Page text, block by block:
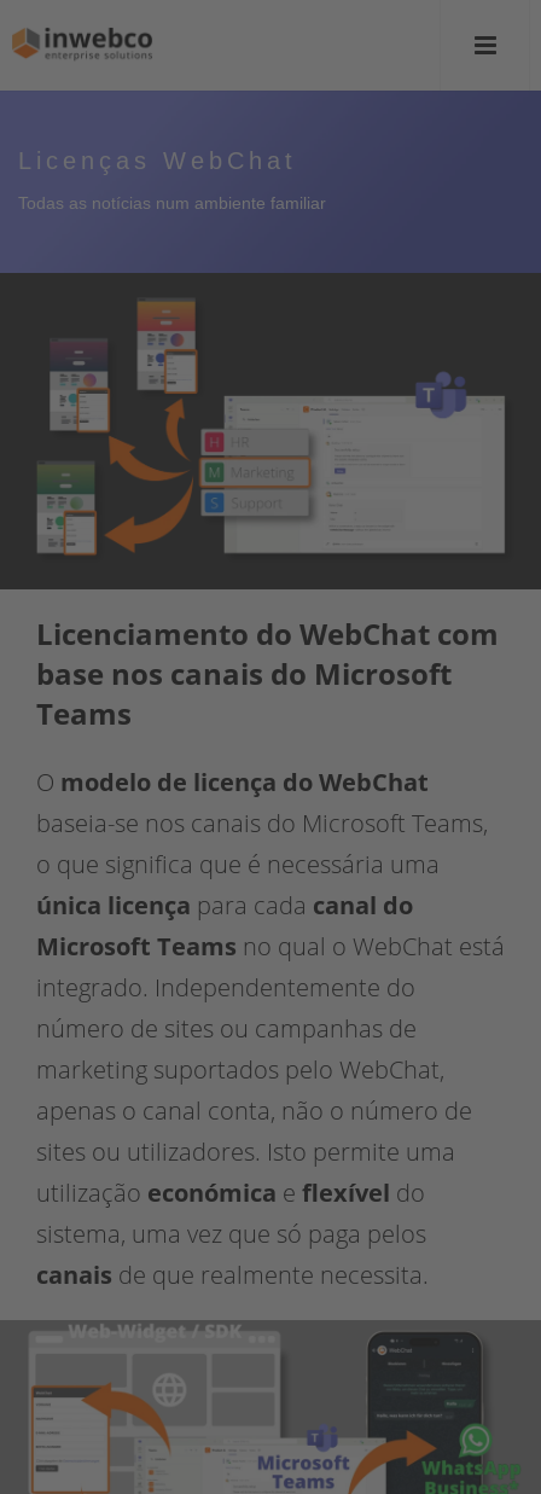
Licenças WebChat
Todas as notícias num ambiente familiar
Licenciamento do WebChat com
base nos canais do Microsoft
Teams
O modelo de licença do WebChat
baseia-se nos canais do Microsoft Teams,
o que significa que é necessária uma
única licença para cada canal do
Microsoft Teams no qual o WebChat está
integrado. Independentemente do
número de sites ou campanhas de
marketing suportados pelo WebChat,
apenas o canal conta, não o número de
sites ou utilizadores. Isto permite uma
utilização económica e flexível do
sistema, uma vez que só paga pelos
canais de que realmente necessita.